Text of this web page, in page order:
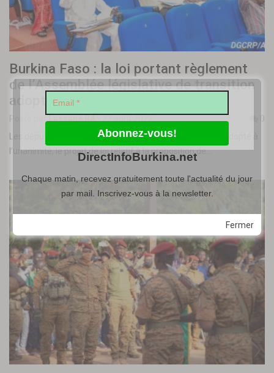
Burkina Faso : la loi portant règlement
de l’Assemblée législative de transition
adoptée
Posté parLassané BA-22 août 2022
0
Les députés de l’Assemblée législative de transition ont adopté à
l’unanimité, le projet de loi relatif à la proposition de…
Fermer
DirectInfoBurkina.net
Chaque matin, recevez gratuitement toute l'actualité du jour
par mail. Inscrivez-vous à la newsletter.